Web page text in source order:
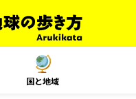
国と地域